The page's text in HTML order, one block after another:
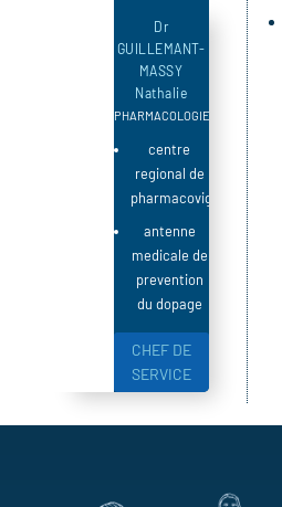
Dr
GUILLEMANT-
MASSY
Nathalie
PHARMACOLOGIE
centre
regional de
pharmacovigilance
antenne
medicale de
prevention
du dopage
CHEF DE
SERVICE